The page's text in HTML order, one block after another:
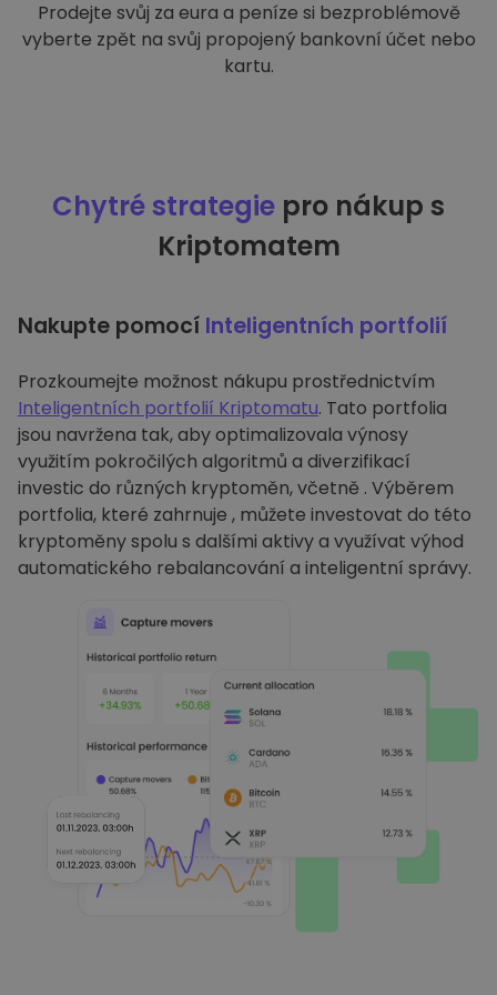
Prodejte svůj za eura a peníze si bezproblémově
vyberte zpět na svůj propojený bankovní účet nebo
kartu.
Chytré strategie pro nákup s
Kriptomatem
Nakupte pomocí Inteligentních portfolií
Prozkoumejte možnost nákupu prostřednictvím
Inteligentních portfolií Kriptomatu. Tato portfolia
jsou navržena tak, aby optimalizovala výnosy
využitím pokročilých algoritmů a diverzifikací
investic do různých kryptoměn, včetně . Výběrem
portfolia, které zahrnuje , můžete investovat do této
kryptoměny spolu s dalšími aktivy a využívat výhod
automatického rebalancování a inteligentní správy.